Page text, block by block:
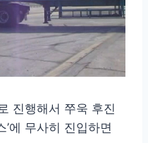
진행해서 쭈욱 후진
’에 무사히 진입하면